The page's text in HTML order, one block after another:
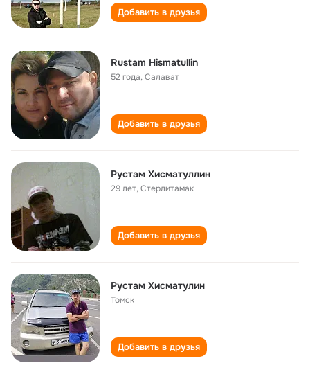
Добавить в друзья
Rustam Hismatullin
52 года,Салават
Добавить в друзья
Рустам Хисматуллин
29 лет,Стерлитамак
Добавить в друзья
Рустам Хисматулин
Томск
Добавить в друзья